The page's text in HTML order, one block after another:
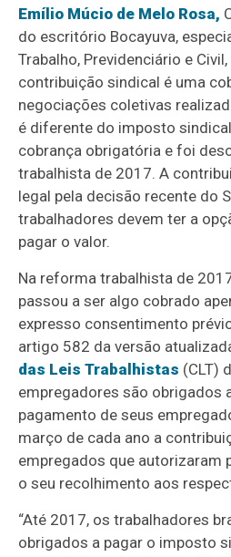
Emílio Múcio de Melo Rosa,
do escritório Bocayuva,
Trabalho, Previdenciário e
contribuição sindical é uma
negociações coletivas
é diferente do imposto
cobrança obrigatória e foi
trabalhista de 2017. A
legal pela decisão recente do
trabalhadores devem ter a
pagar o valor.
Na reforma trabalhista de
passou a ser algo cobrado
expresso consentimento
artigo 582 da versão
das Leis Trabalhistas (CLT)
empregadores são obrigados
pagamento de seus
março de cada ano a
empregados que autorizaram
o seu recolhimento aos
“Até 2017, os trabalhadores
obrigados a pagar o imposto